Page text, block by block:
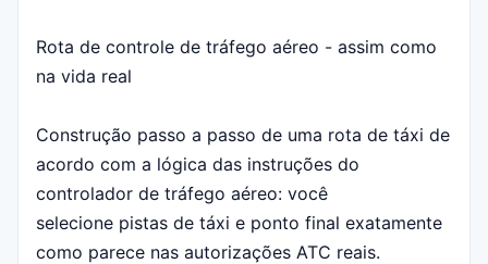
Rota de controle de tráfego aéreo - assim como
na vida real
Construção passo a passo de uma rota de táxi de
acordo com a lógica das instruções do
controlador de tráfego aéreo: você
selecione pistas de táxi e ponto final exatamente
como parece nas autorizações ATC reais.